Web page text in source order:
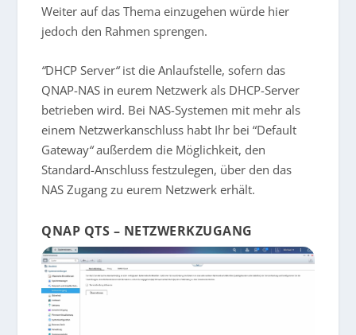
Weiter auf das Thema einzugehen würde hier
jedoch den Rahmen sprengen.
“DHCP Server“ist die Anlaufstelle, sofern das
QNAP-NAS in eurem Netzwerk als DHCP-Server
betrieben wird. Bei NAS-Systemen mit mehr als
einem Netzwerkanschluss habt Ihr bei “Default
Gateway“außerdem die Möglichkeit, den
Standard-Anschluss festzulegen, über den das
NAS Zugang zu eurem Netzwerk erhält.
QNAP QTS – NETZWERKZUGANG